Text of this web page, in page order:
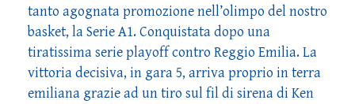
tanto agognata promozione nell’olimpo del nostro
basket, la Serie A1. Conquistata dopo una
tiratissima serie playoff contro Reggio Emilia. La
vittoria decisiva, in gara 5, arriva proprio in terra
emiliana grazie ad un tiro sul fil di sirena di Ken